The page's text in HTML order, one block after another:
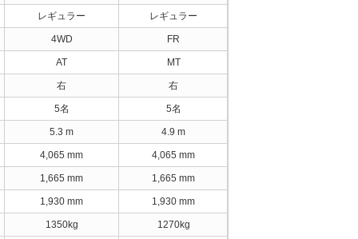
レギュラー レギュラー
4WD FR
AT MT
右 右
5名 5名
5.3 m 4.9 m
4,065 mm 4,065 mm
1,665 mm 1,665 mm
1,930 mm 1,930 mm
1350kg 1270kg